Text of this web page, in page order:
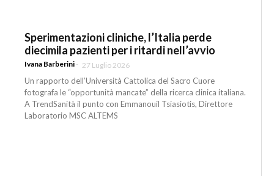
Sperimentazioni cliniche, l’Italia perde
diecimila pazienti per i ritardi nell’avvio
Ivana Barberini - 27 Luglio 2026
Un rapporto dell’Università Cattolica del Sacro Cuore
fotografa le “opportunità mancate” della ricerca clinica italiana.
A TrendSanità il punto con Emmanouil Tsiasiotis, Direttore
Laboratorio MSC ALTEMS